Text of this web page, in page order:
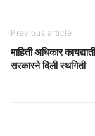
Previous article
माहिती अधिकार
सरकारने दिली स्थगिती